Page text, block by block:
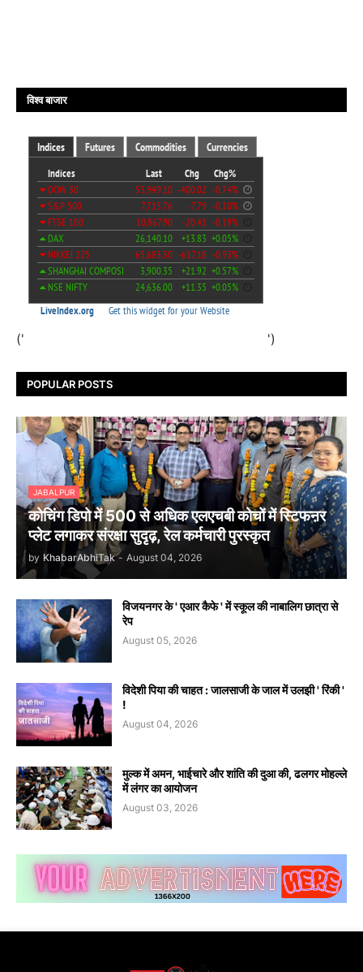
विश्व बाजार
(' ')
POPULAR POSTS
JABALPUR
कोचिंग डिपो में 500 से अधिक एलएचबी कोचों में स्टिफऩर
प्लेट लगाकर संरक्षा सुदृढ़, रेल कर्मचारी पुरस्कृत
by KhabarAbhiTak - August 04, 2026
विजयनगर के ' एआर कैफे ' में स्कूल की नाबालिग छात्रा से
रेप
August 05, 2026
विदेशी पिया की चाहत : जालसाजी के जाल में उलझी ' रिंकी '
!
August 04, 2026
मुल्क में अमन, भाईचारे और शांति की दुआ की, ढलगर मोहल्ले
में लंगर का आयोजन
August 03, 2026